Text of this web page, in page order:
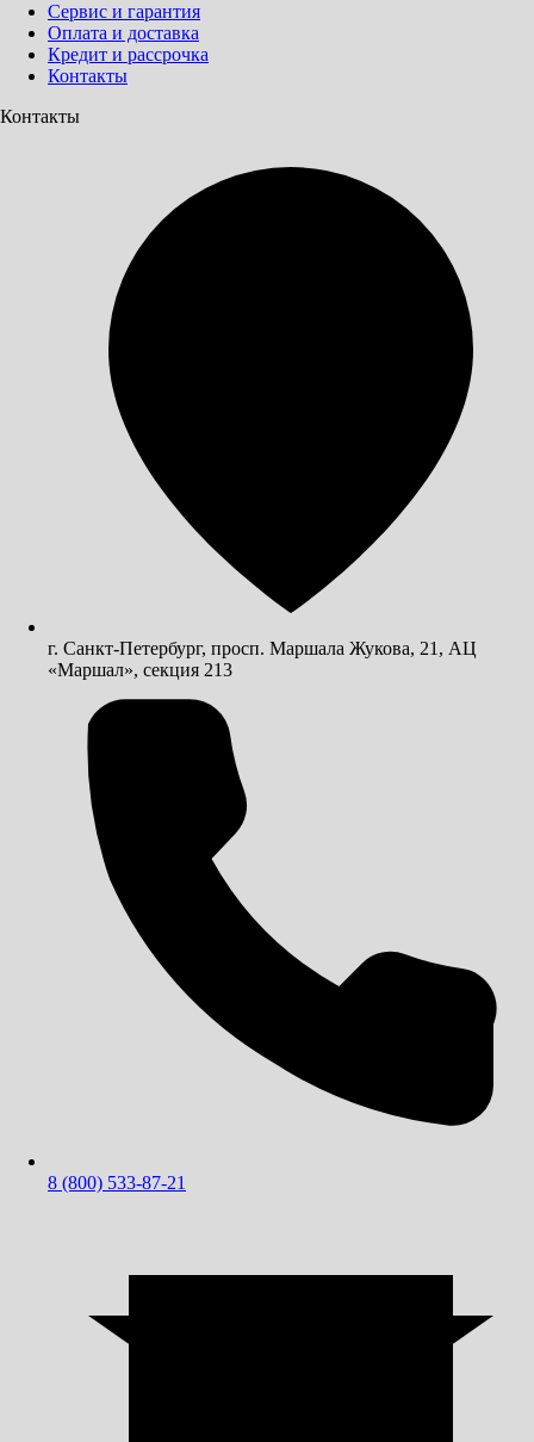
Сервис и гарантия
Оплата и доставка
Кредит и рассрочка
Контакты
Контакты
г. Санкт-Петербург, просп. Маршала Жукова, 21, АЦ
«Маршал», секция 213
8 (800) 533-87-21